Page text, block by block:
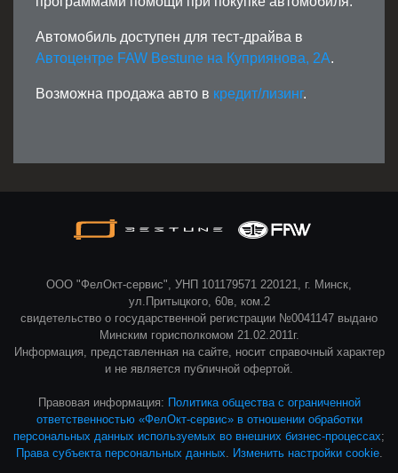
Автомобиль доступен для тест-драйва в
Автоцентре FAW Bestune на Куприянова, 2А.
Возможна продажа авто в кредит/лизинг.
ООО "ФелОкт-сервис", УНП 101179571 220121, г. Минск,
ул.Притыцкого, 60в, ком.2
свидетельство о государственной регистрации №0041147 выдано
Минским горисполкомом 21.02.2011г.
Информация, представленная на сайте, носит справочный характер
и не является публичной офертой.
Правовая информация: Политика общества с ограниченной
ответственностью «ФелОкт-сервис» в отношении обработки
персональных данных используемых во внешних бизнес-процессах;
Права субъекта персональных данных. Изменить настройки cookie.